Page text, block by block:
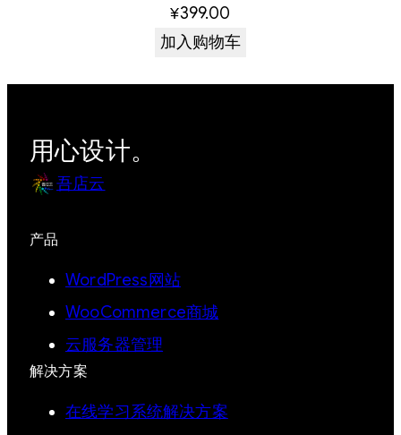
¥399.00
加入购物车
用心设计。
吾店云
产品
WordPress网站
WooCommerce商城
云服务器管理
解决方案
在线学习系统解决方案